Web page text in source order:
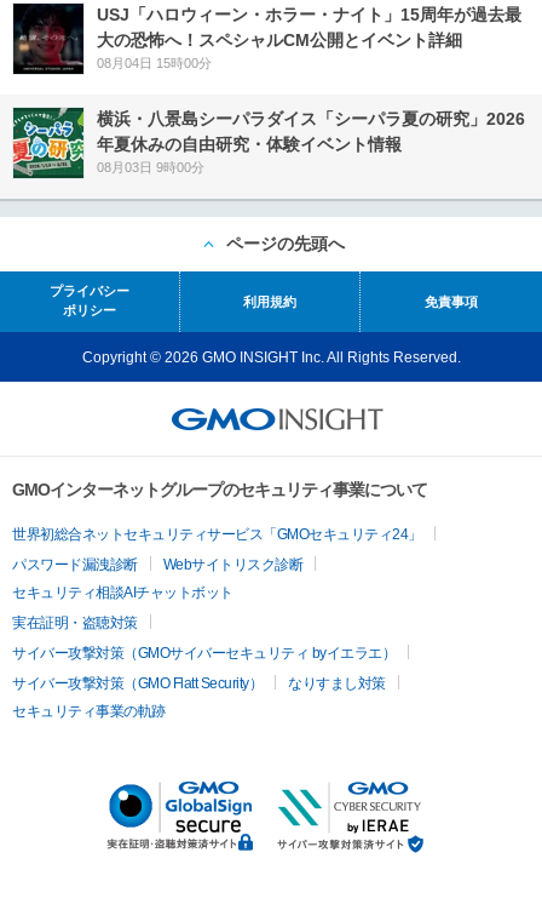
USJ「ハロウィーン・ホラー・ナイト」15周年が過去最
大の恐怖へ！スペシャルCM公開とイベント詳細
08月04日 15時00分
横浜・八景島シーパラダイス「シーパラ夏の研究」2026
年夏休みの自由研究・体験イベント情報
08月03日 9時00分
ページの先頭へ
プライバシー
ポリシー
利用規約 免責事項
Copyright © 2026 GMO INSIGHT Inc. All Rights Reserved.
GMOインターネットグループのセキュリティ事業について
世界初総合ネットセキュリティサービス「GMOセキュリティ24」
パスワード漏洩診断
Webサイトリスク診断
セキュリティ相談AIチャットボット
実在証明・盗聴対策
サイバー攻撃対策（GMOサイバーセキュリティ byイエラエ）
サイバー攻撃対策（GMO Flatt Security）
なりすまし対策
セキュリティ事業の軌跡